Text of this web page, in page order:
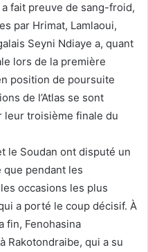
fait preuve de sang-froid,
par Hrimat, Lamlaoui,
Seyni Ndiaye a, quant
lors de la première
position de poursuite
de l’Atlas se sont
leur troisième finale du
le Soudan ont disputé un
que pendant les
occasions les plus
a porté le coup décisif. À
fin, Fenohasina
Rakotondraibe, qui a su